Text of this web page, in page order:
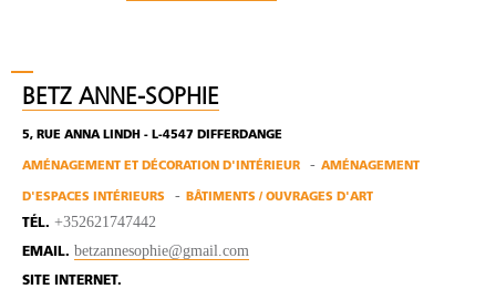
BETZ ANNE-SOPHIE
5, RUE ANNA LINDH - L-4547 DIFFERDANGE
AMÉNAGEMENT ET DÉCORATION D'INTÉRIEUR AMÉNAGEMENT
D'ESPACES INTÉRIEURS BÂTIMENTS / OUVRAGES D'ART
TÉL. +352621747442
EMAIL. betzannesophie@gmail.com
SITE INTERNET.